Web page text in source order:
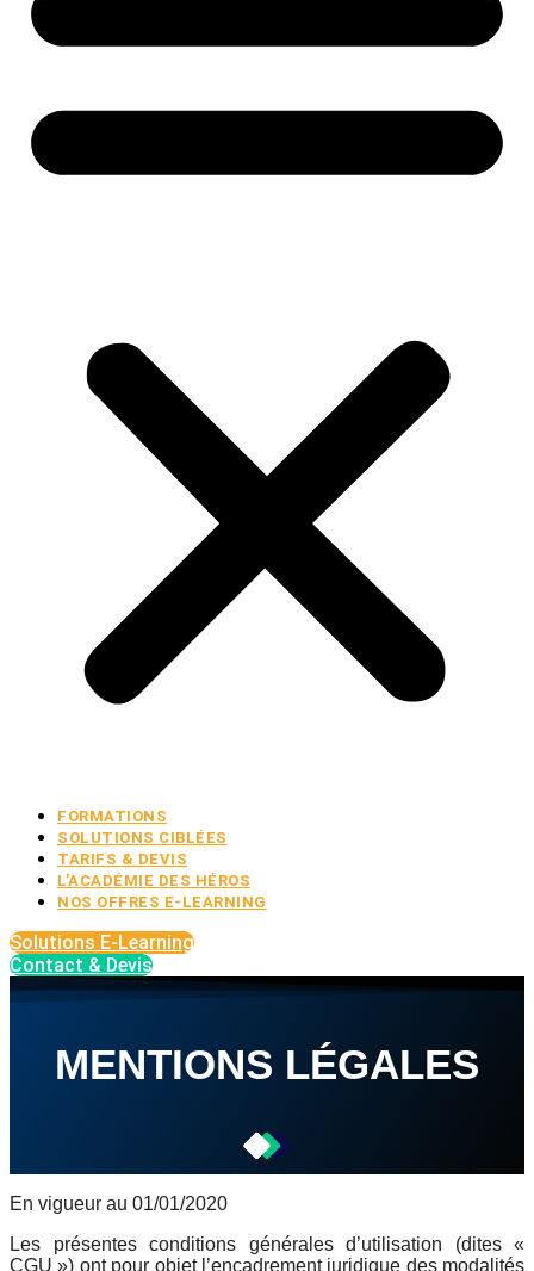
FORMATIONS
SOLUTIONS CIBLÉES
TARIFS & DEVIS
L’ACADÉMIE DES HÉROS
NOS OFFRES E-LEARNING
Solutions E-Learning
Contact & Devis
MENTIONS LÉGALES
En vigueur au 01/01/2020
Les présentes conditions générales d’utilisation (dites «
CGU ») ont pour objet l’encadrement juridique des modalités